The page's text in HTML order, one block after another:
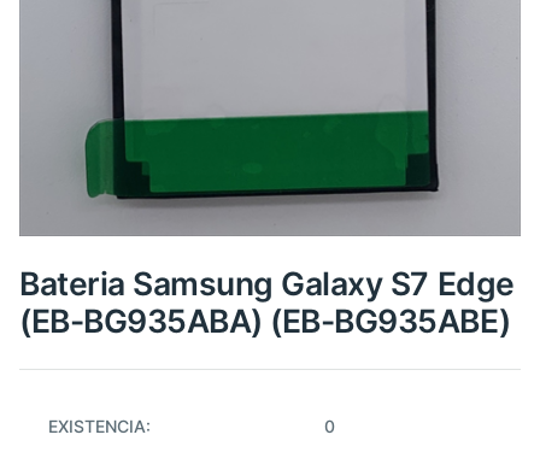
Bateria Samsung Galaxy S7 Edge
(EB-BG935ABA) (EB-BG935ABE)
EXISTENCIA: 0